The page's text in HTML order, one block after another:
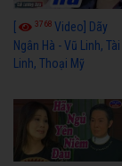
3768 Video] Dãy
Ngân Hà - Vũ Linh, Tài
Linh, Thoại Mỹ